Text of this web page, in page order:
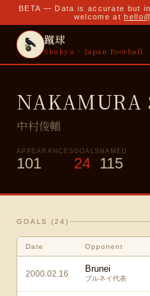
BETA — Data is accurate but
welcome at
蹴球
Shukyu · Japan Football
NAKAMURA
中村俊輔
APPEARANCES
101
GOALS
24
NAMED
115
GOALS (24 )
Date Opponent
2000.02.16 Brunei
ブルネイ代表